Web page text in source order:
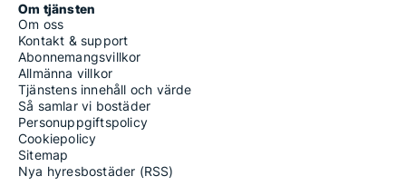
Om tjänsten
Om oss
Kontakt & support
Abonnemangsvillkor
Allmänna villkor
Tjänstens innehåll och värde
Så samlar vi bostäder
Personuppgiftspolicy
Cookiepolicy
Sitemap
Nya hyresbostäder (RSS)